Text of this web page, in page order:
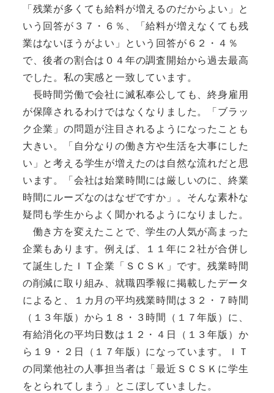
「残業が多くても給料が増えるのだからよい」と
いう回答が３７・６％、「給料が増えなくても残
業はないほうがよい」という回答が６２・４％
で、後者の割合は０４年の調査開始から過去最高
でした。私の実感と一致しています。
長時間労働で会社に滅私奉公しても、終身雇用
が保障されるわけではなくなりました。「ブラッ
ク企業」の問題が注目されるようになったことも
大きい。「自分なりの働き方や生活を大事にした
い」と考える学生が増えたのは自然な流れだと思
います。「会社は始業時間には厳しいのに、終業
時間にルーズなのはなぜですか」。そんな素朴な
疑問も学生からよく聞かれるようになりました。
働き方を変えたことで、学生の人気が高まった
企業もあります。例えば、１１年に２社が合併し
て誕生したＩＴ企業「ＳＣＳＫ」です。残業時間
の削減に取り組み、就職四季報に掲載したデータ
によると、１カ月の平均残業時間は３２・７時間
（１３年版）から１８・３時間（１７年版）に、
有給消化の平均日数は１２・４日（１３年版）か
ら１９・２日（１７年版）になっています。ＩＴ
の同業他社の人事担当者は「最近ＳＣＳＫに学生
をとられてしまう」とこぼしていました。